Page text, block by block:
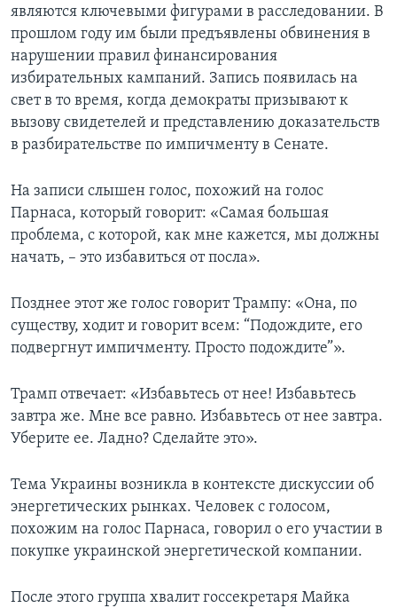
являются ключевыми фигурами в расследовании. В
прошлом году им были предъявлены обвинения в
нарушении правил финансирования
избирательных кампаний. Запись появилась на
свет в то время, когда демократы призывают к
вызову свидетелей и представлению доказательств
в разбирательстве по импичменту в Сенате.
На записи слышен голос, похожий на голос
Парнаса, который говорит: «Самая большая
проблема, с которой, как мне кажется, мы должны
начать, – это избавиться от посла».
Позднее этот же голос говорит Трампу: «Она, по
существу, ходит и говорит всем: “Подождите, его
подвергнут импичменту. Просто подождите”».
Трамп отвечает: «Избавьтесь от нее! Избавьтесь
завтра же. Мне все равно. Избавьтесь от нее завтра.
Уберите ее. Ладно? Сделайте это».
Тема Украины возникла в контексте дискуссии об
энергетических рынках. Человек с голосом,
похожим на голос Парнаса, говорил о его участии в
покупке украинской энергетической компании.
После этого группа хвалит госсекретаря Майка